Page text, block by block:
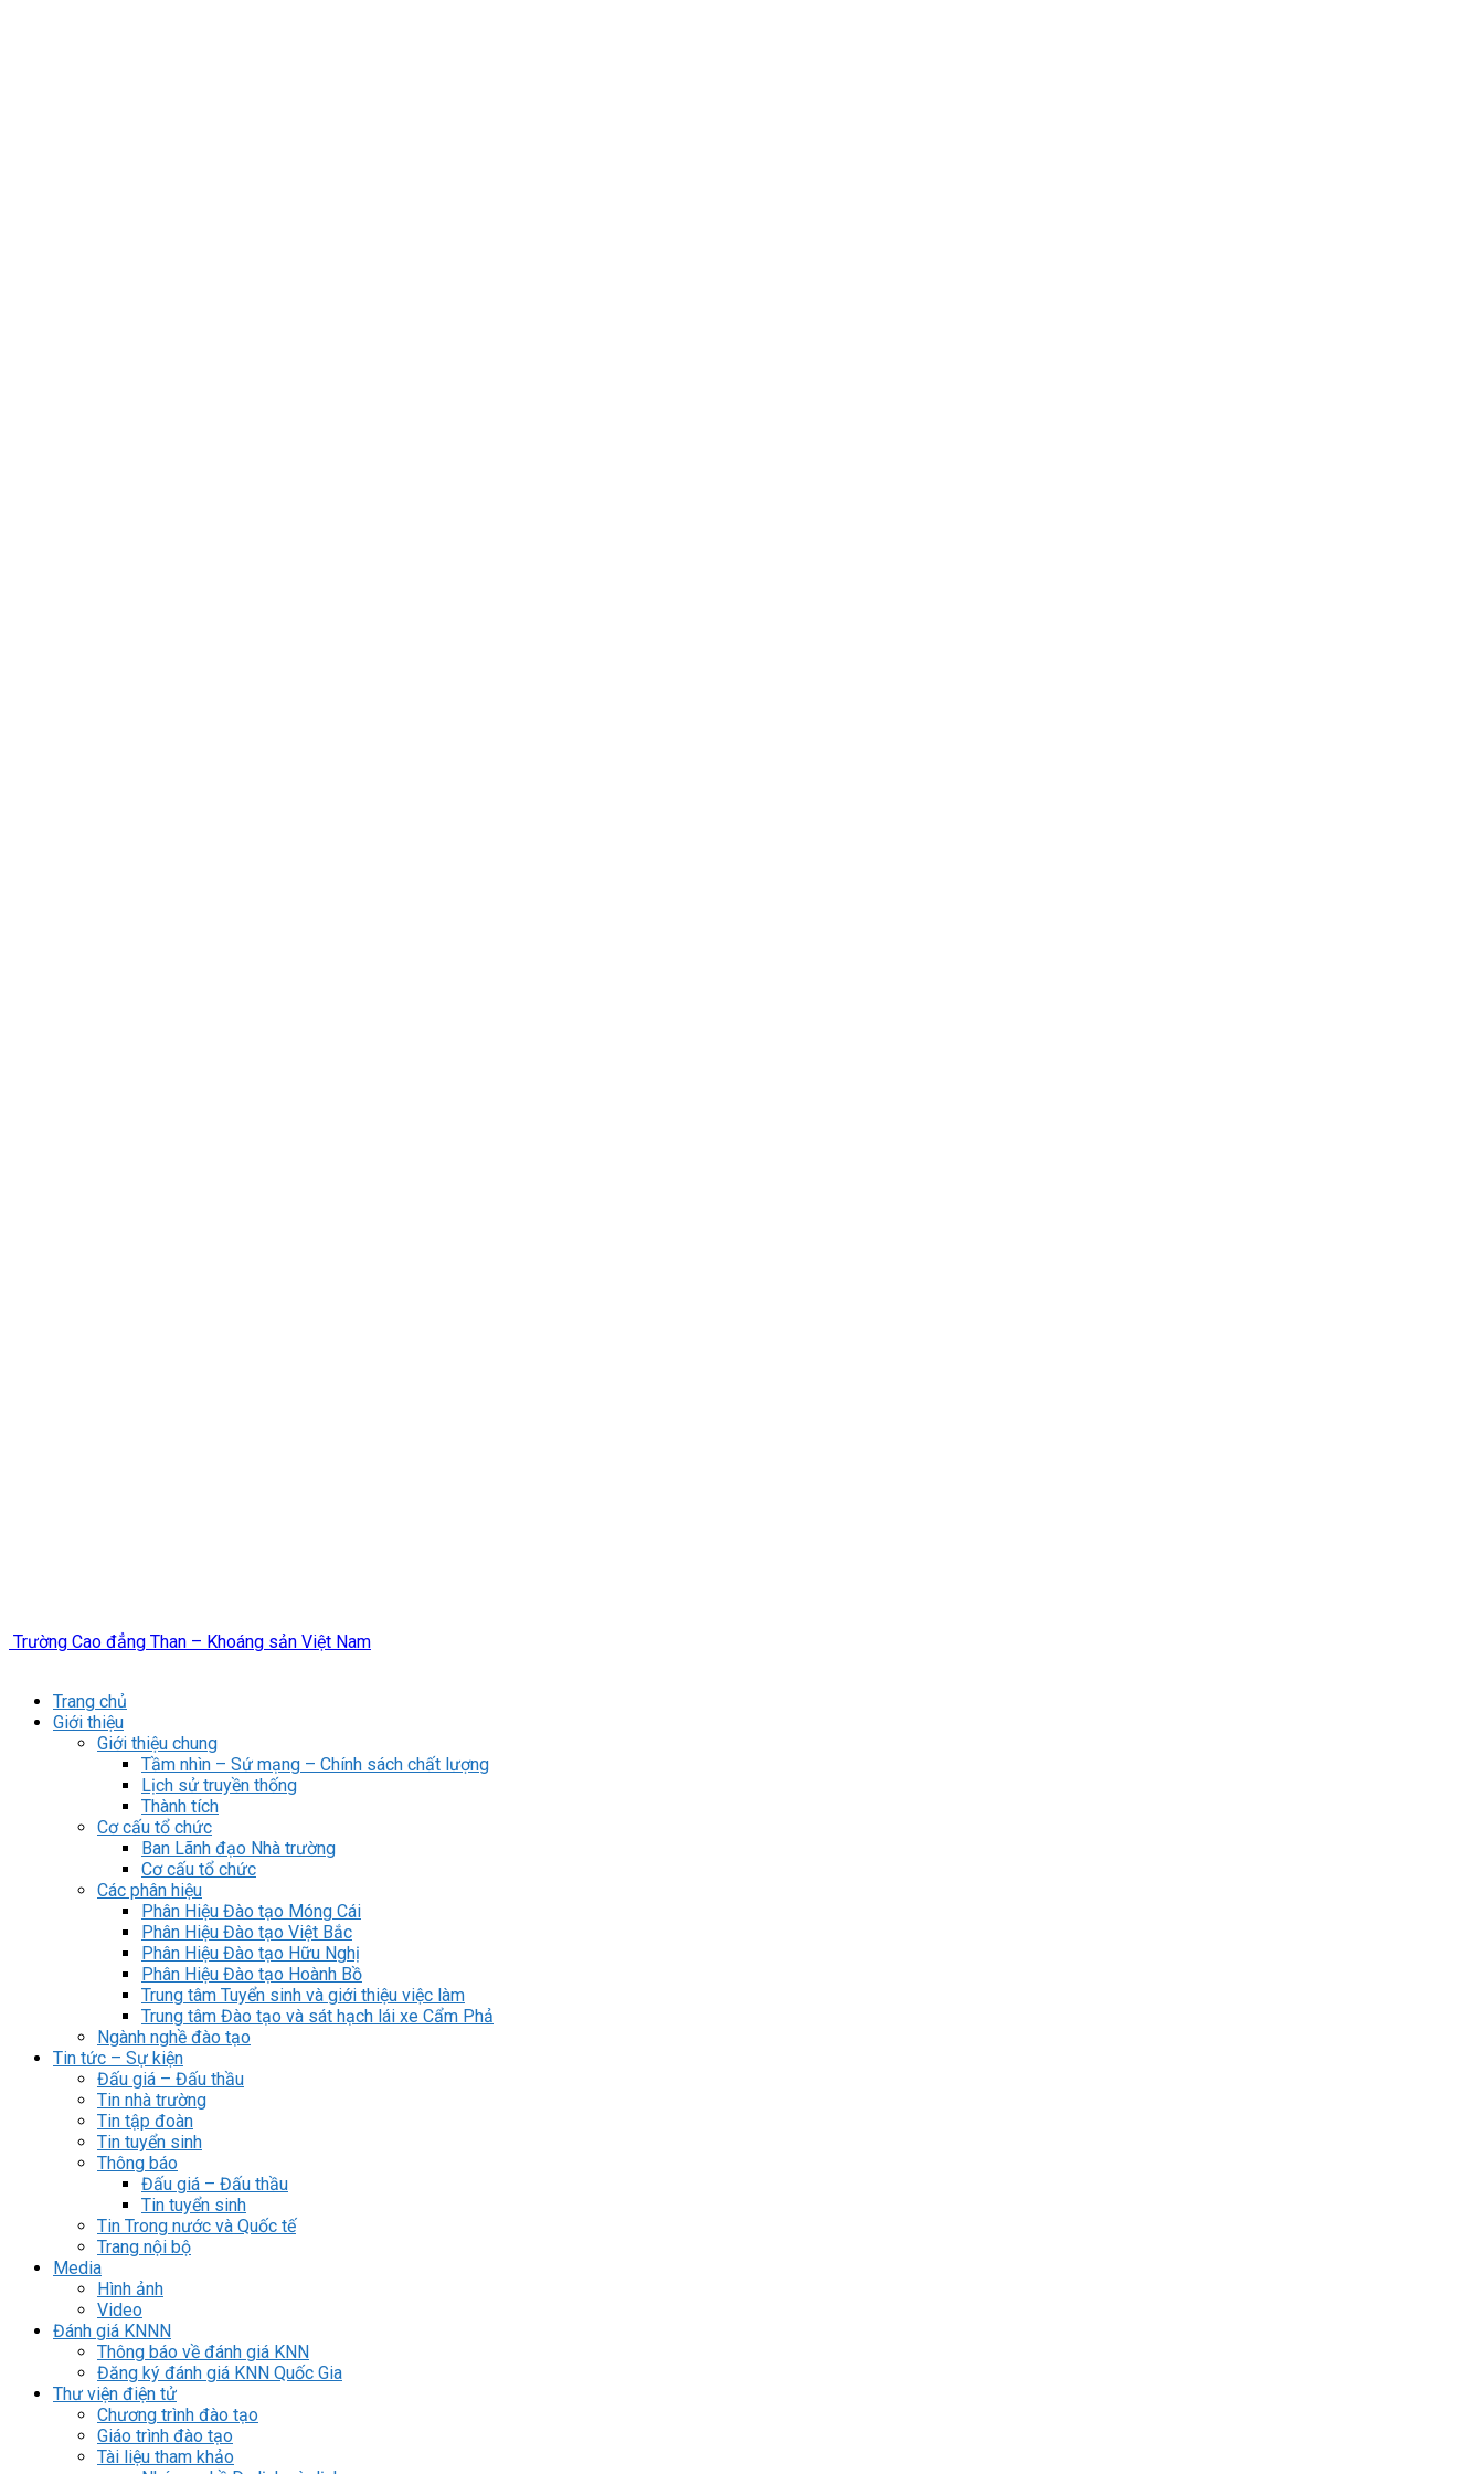
Trường Cao đẳng Than – Khoáng sản Việt Nam
Trang chủ
Giới thiệu
Giới thiệu chung
Tầm nhìn – Sứ mạng – Chính sách chất lượng
Lịch sử truyền thống
Thành tích
Cơ cấu tổ chức
Ban Lãnh đạo Nhà trường
Cơ cấu tổ chức
Các phân hiệu
Phân Hiệu Đào tạo Móng Cái
Phân Hiệu Đào tạo Việt Bắc
Phân Hiệu Đào tạo Hữu Nghị
Phân Hiệu Đào tạo Hoành Bồ
Trung tâm Tuyển sinh và giới thiệu việc làm
Trung tâm Đào tạo và sát hạch lái xe Cẩm Phả
Ngành nghề đào tạo
Tin tức – Sự kiện
Đấu giá – Đấu thầu
Tin nhà trường
Tin tập đoàn
Tin tuyển sinh
Thông báo
Đấu giá – Đấu thầu
Tin tuyển sinh
Tin Trong nước và Quốc tế
Trang nội bộ
Media
Hình ảnh
Video
Đánh giá KNNN
Thông báo về đánh giá KNN
Đăng ký đánh giá KNN Quốc Gia
Thư viện điện tử
Chương trình đào tạo
Giáo trình đào tạo
Tài liệu tham khảo